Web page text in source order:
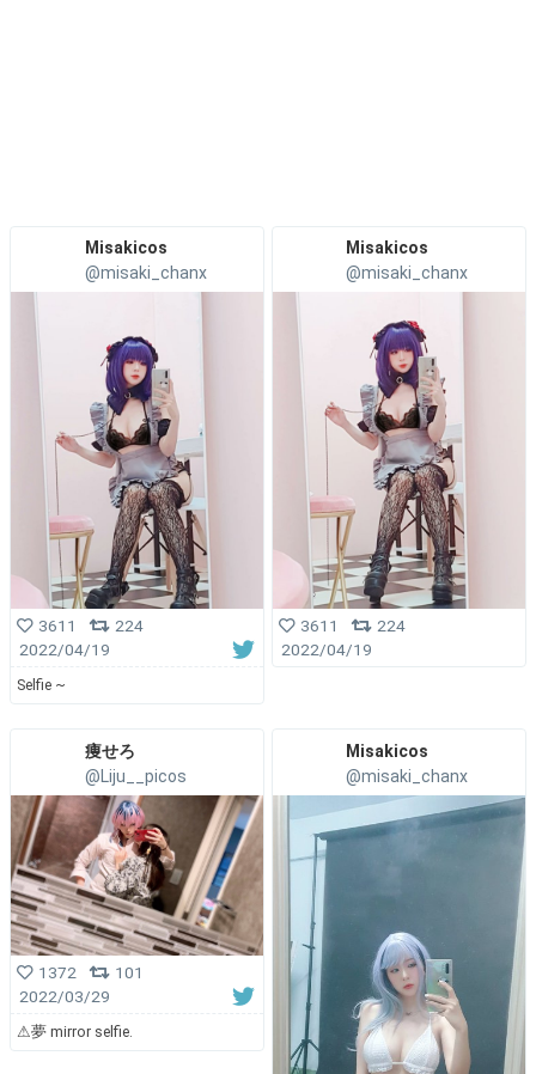
Misakicos
@misaki_chanx
3611
224
2022/04/19
Selfie ~
Misakicos
@misaki_chanx
3611
224
2022/04/19
痩せろ
@Liju__picos
1372
101
2022/03/29
⚠︎夢 mirror selfie.
Misakicos
@misaki_chanx